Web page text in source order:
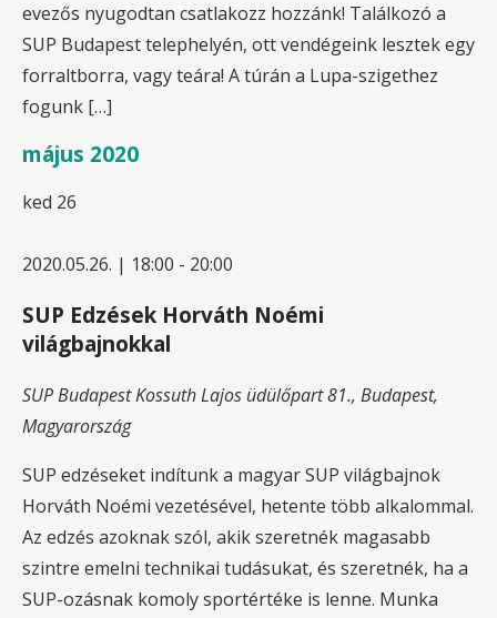
evezős nyugodtan csatlakozz hozzánk! Találkozó a
SUP Budapest telephelyén, ott vendégeink lesztek egy
forraltborra, vagy teára! A túrán a Lupa-szigethez
fogunk […]
május 2020
ked 26
2020.05.26. | 18:00 - 20:00
SUP Edzések Horváth Noémi
világbajnokkal
SUP BudapestKossuth Lajos üdülőpart 81., Budapest,
Magyarország
SUP edzéseket indítunk a magyar SUP világbajnok
Horváth Noémi vezetésével, hetente több alkalommal.
Az edzés azoknak szól, akik szeretnék magasabb
szintre emelni technikai tudásukat, és szeretnék, ha a
SUP-ozásnak komoly sportértéke is lenne. Munka